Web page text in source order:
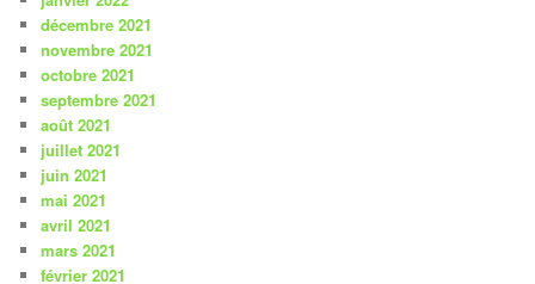
décembre 2021
novembre 2021
octobre 2021
septembre 2021
août 2021
juillet 2021
juin 2021
mai 2021
avril 2021
mars 2021
février 2021